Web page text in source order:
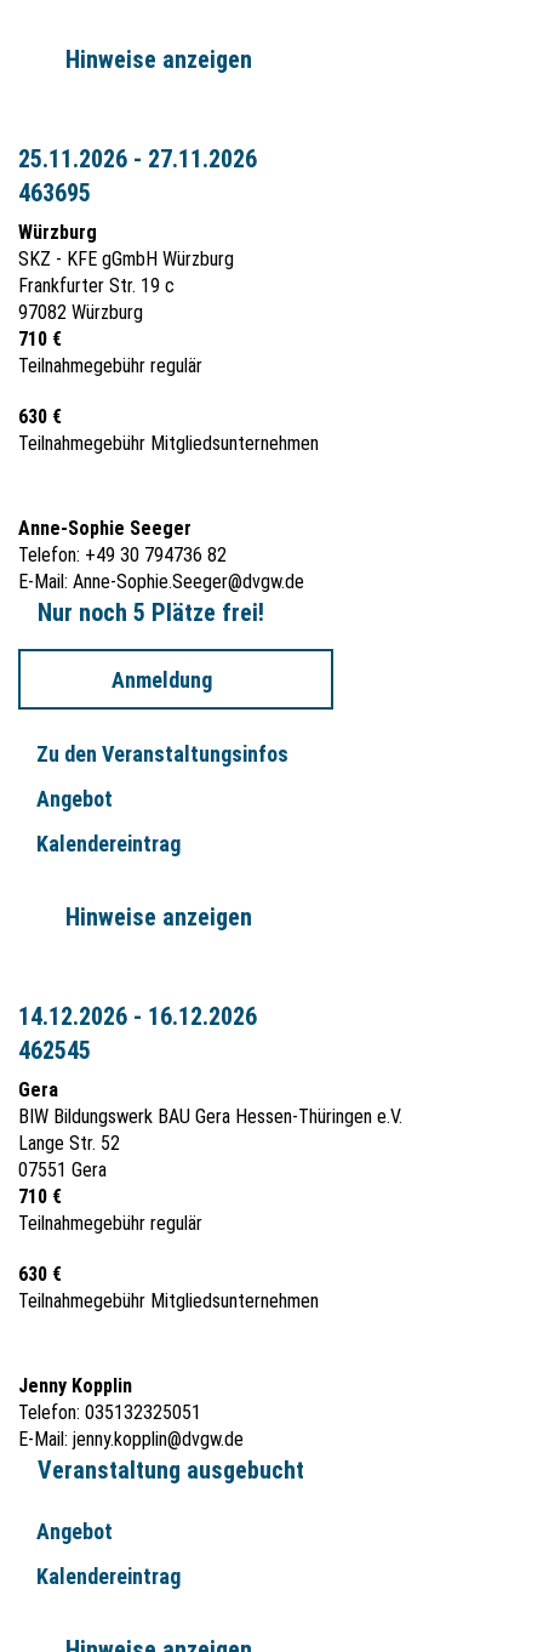
Hinweise anzeigen
25.11.2026 - 27.11.2026
463695
Würzburg
SKZ - KFE gGmbH Würzburg
Frankfurter Str. 19 c
97082 Würzburg
710 €
Teilnahmegebühr regulär
630 €
Teilnahmegebühr Mitgliedsunternehmen
Anne-Sophie Seeger
Telefon: +49 30 794736 82
E-Mail: Anne-Sophie.Seeger@dvgw.de
Nur noch 5 Plätze frei!
Anmeldung
Zu den Veranstaltungsinfos
Angebot
Kalendereintrag
Hinweise anzeigen
14.12.2026 - 16.12.2026
462545
Gera
BIW Bildungswerk BAU Gera Hessen-Thüringen e.V.
Lange Str. 52
07551 Gera
710 €
Teilnahmegebühr regulär
630 €
Teilnahmegebühr Mitgliedsunternehmen
Jenny Kopplin
Telefon: 035132325051
E-Mail: jenny.kopplin@dvgw.de
Veranstaltung ausgebucht
Angebot
Kalendereintrag